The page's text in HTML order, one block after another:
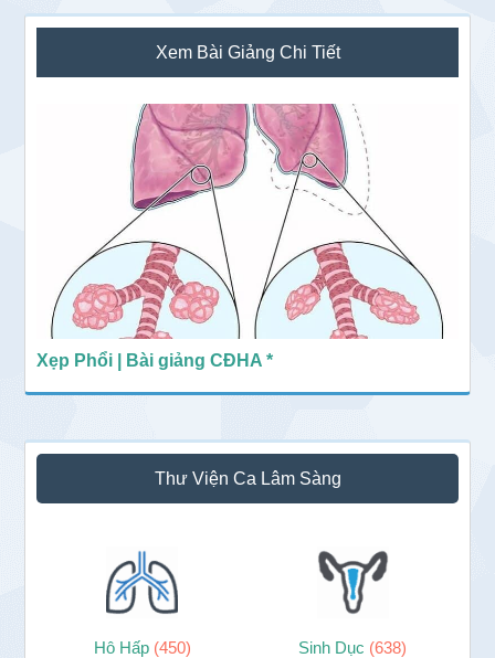
Sidebar
chính
Xem Bài Giảng Chi Tiết
Xẹp Phổi | Bài giảng CĐHA *
Thư Viện Ca Lâm Sàng
Hô Hấp (450) Sinh Dục (638)